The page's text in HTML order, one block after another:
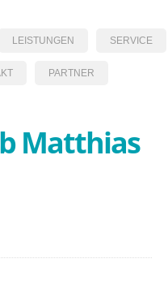
LEISTUNGEN SERVICE
PARTNER
Matthias